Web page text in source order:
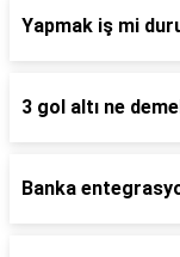
Yapmak iş mi
3 gol altı ne
Banka